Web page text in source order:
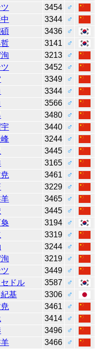
3454
♂
3344
♂
3436
♂
3141
♂
3213
♂
3452
♂
3349
♂
3344
♂
3566
♂
3480
♂
3440
♂
3244
♂
3445
♂
3165
♂
3461
♂
3229
♂
3465
♂
3445
♂
3194
♂
3319
♂
3244
♂
3219
♂
3449
♂
ドル 3587
♂
基 3306
♂
3461
♂
3414
♂
3496
♂
3466
♂